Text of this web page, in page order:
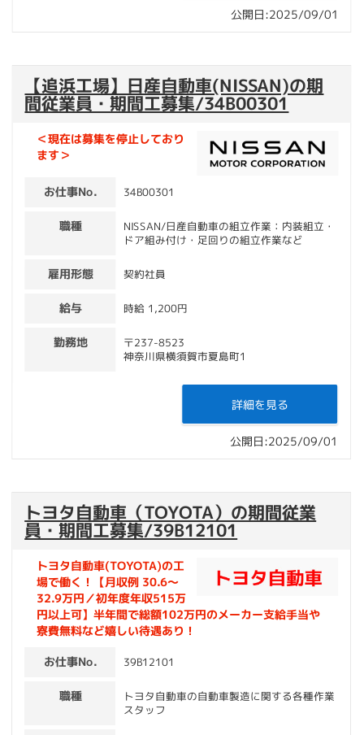
公開日:2025/09/01
【追浜工場】日産自動車(NISSAN)の期
間従業員・期間工募集/34B00301
＜現在は募集を停止しており
ます＞
お仕事No. 34B00301
職種 NISSAN/日産自動車の組立作業：内装組立・
ドア組み付け・足回りの組立作業など
雇用形態 契約社員
給与 時給 1,200円
勤務地 〒237-8523
神奈川県横須賀市夏島町1
詳細を見る
公開日:2025/09/01
トヨタ自動車（TOYOTA）の期間従業
員・期間工募集/39B12101
トヨタ自動車(TOYOTA)の工
場で働く！【月収例 30.6～
32.9万円／初年度年収515万
円以上可】半年間で総額102万円のメーカー支給手当や
寮費無料など嬉しい待遇あり！
お仕事No. 39B12101
職種 トヨタ自動車の自動車製造に関する各種作業
スタッフ